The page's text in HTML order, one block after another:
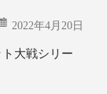
2022年4月20日
大戦シリー